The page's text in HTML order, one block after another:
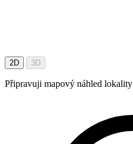
2D 3D
Připravuji mapový náhled lokality